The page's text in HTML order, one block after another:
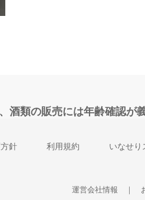
類の販売には年齢確認が
針 利用規約 いなせり
運営会社情報 ｜